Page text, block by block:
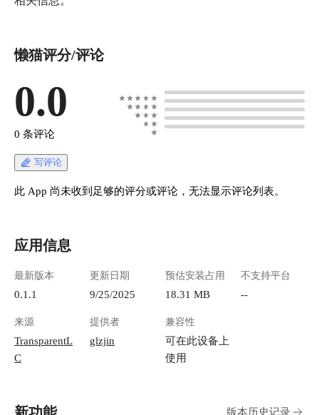
懒猫评分/评论
0.0
0 条评论
写评论
此 App 尚未收到足够的评分或评论，无法显示评论列表。
应用信息
最新版本
0.1.1
更新日期
9/25/2025
预估安装占用
18.31 MB
不支持平台
--
来源
TransparentL
C
提供者
glzjin
兼容性
可在此设备上
使用
版本历史记录